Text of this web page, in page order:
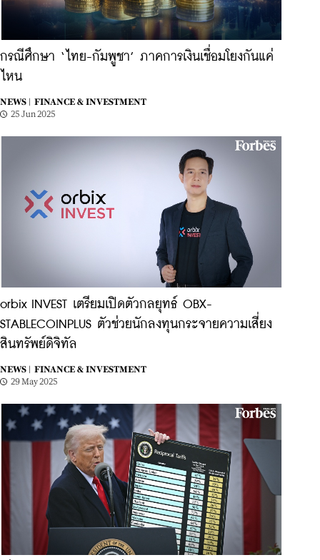
กรณีศึกษา ‘ไทย-กัมพูชา’ ภาคการเงินเชื่อมโยงกันแค่
ไหน
NEWS |
FINANCE & INVESTMENT
25 Jun 2025
orbix INVEST เตรียมเปิดตัวกลยุทธ์ OBX-
STABLECOINPLUS ตัวช่วยนักลงทุนกระจายความเสี่ยง
สินทรัพย์ดิจิทัล
NEWS |
FINANCE & INVESTMENT
29 May 2025